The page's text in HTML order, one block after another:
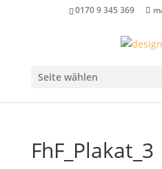
0170 9 345 369
Seite wählen
FhF_Plakat_3